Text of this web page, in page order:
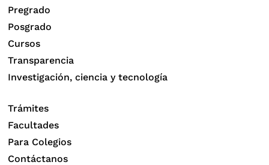
Pregrado
Posgrado
Cursos
Transparencia
Investigación, ciencia y tecnología
Trámites
Facultades
Para Colegios
Contáctanos